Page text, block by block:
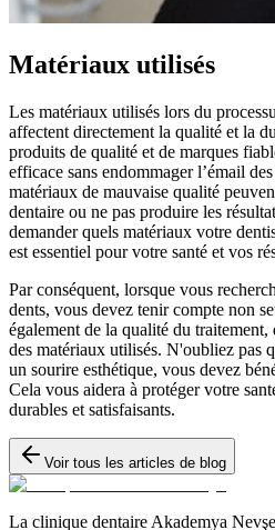
Matériaux utilisés
Les matériaux utilisés lors du
affectent directement la qualité et la
produits de qualité et de marques
efficace sans endommager l’émail
matériaux de mauvaise qualité
dentaire ou ne pas produire les
demander quels matériaux votre
est essentiel pour votre santé et vos
Par conséquent, lorsque vous
dents, vous devez tenir compte non
également de la qualité du
des matériaux utilisés. N'oubliez pas
un sourire esthétique, vous devez
Cela vous aidera à protéger votre
durables et satisfaisants.
Voir tous les articles de blog
La clinique dentaire Akademya